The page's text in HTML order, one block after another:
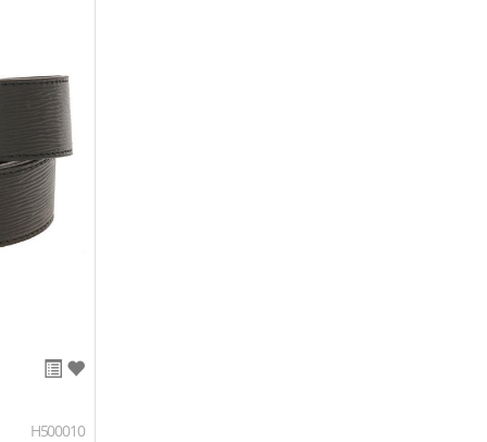
H500010